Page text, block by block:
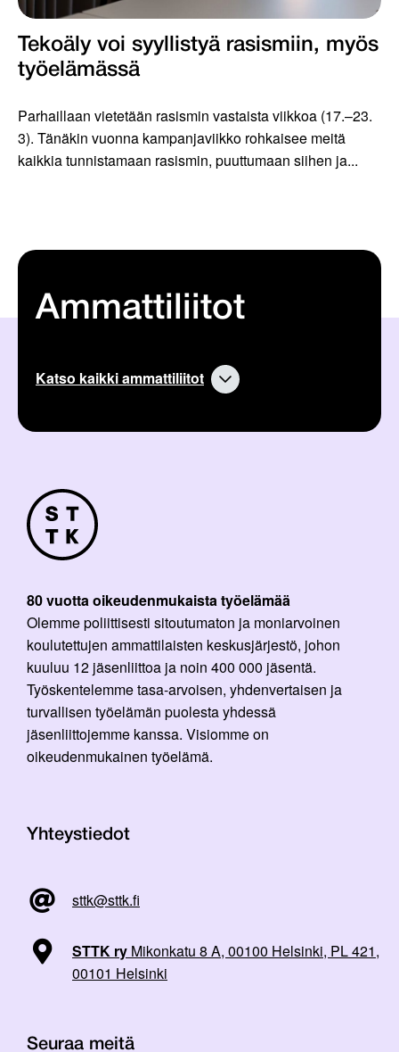
Tekoäly voi syyllistyä rasismiin, myös
työelämässä
Parhaillaan vietetään rasismin vastaista viikkoa (17.–23.
3). Tänäkin vuonna kampanjaviikko rohkaisee meitä
kaikkia tunnistamaan rasismin, puuttumaan siihen ja...
Ammattiliitot
Katso kaikki ammattiliitot
80 vuotta oikeudenmukaista työelämää
Olemme poliittisesti sitoutumaton ja moniarvoinen
koulutettujen ammattilaisten keskusjärjestö, johon
kuuluu 12 jäsenliittoa ja noin 400 000 jäsentä.
Työskentelemme tasa-arvoisen, yhdenvertaisen ja
turvallisen työelämän puolesta yhdessä
jäsenliittojemme kanssa. Visiomme on
oikeudenmukainen työelämä.
Yhteystiedot
sttk@sttk.fi
STTK ry Mikonkatu 8 A, 00100 Helsinki, PL 421,
00101 Helsinki
Seuraa meitä